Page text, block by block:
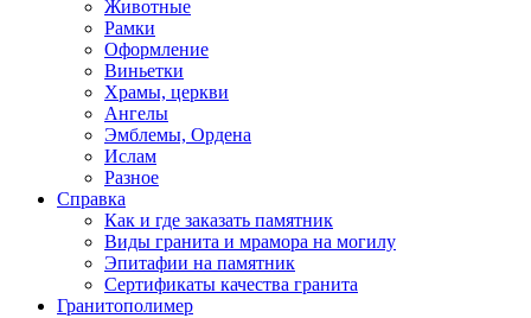
Животные
Рамки
Оформление
Виньетки
Храмы, церкви
Ангелы
Эмблемы, Ордена
Ислам
Разное
Справка
Как и где заказать памятник
Виды гранита и мрамора на могилу
Эпитафии на памятник
Сертификаты качества гранита
Гранитополимер